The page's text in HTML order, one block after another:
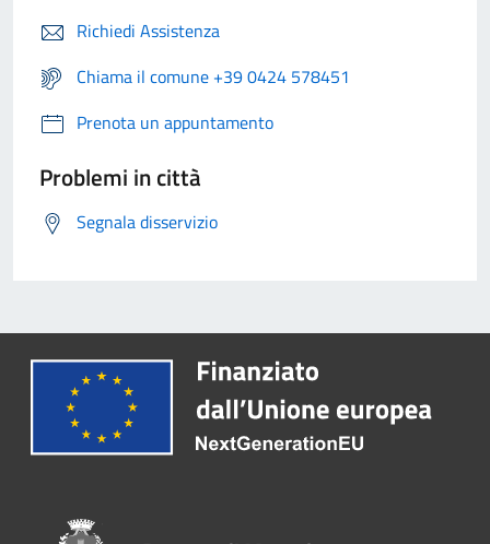
Richiedi Assistenza
Chiama il comune +39 0424 578451
Prenota un appuntamento
Problemi in città
Segnala disservizio